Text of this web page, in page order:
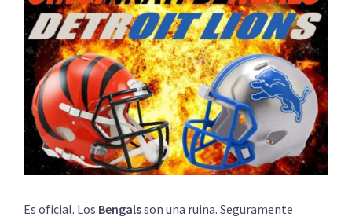
Es oficial. Los Bengalsson una ruina. Seguramente